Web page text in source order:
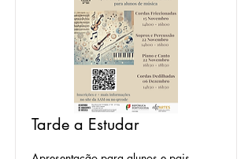
Tarde a Estudar